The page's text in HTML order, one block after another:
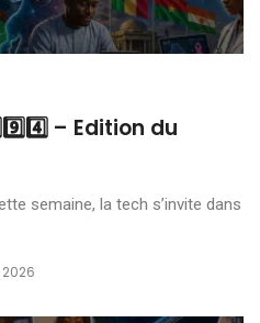
– Edition du
semaine, la tech s’invite dans